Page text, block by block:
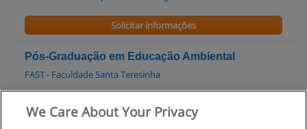
Solicitar informações
Pós-Graduação em Educação Ambiental
FAST - Faculdade Santa Teresinha
Solicitar informações
We Care About Your Privacy